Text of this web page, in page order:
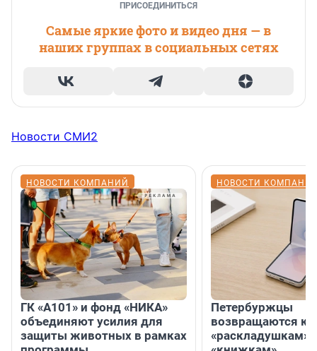
ПРИСОЕДИНИТЬСЯ
Самые яркие фото и видео дня — в
наших группах в социальных сетях
Новости СМИ2
НОВОСТИ КОМПАНИЙ
ГК «А101» и фонд «НИКА»
объединяют усилия для
защиты животных в рамках
НОВОСТИ
Петербуржцы
возвращаются к
«раскладушкам»